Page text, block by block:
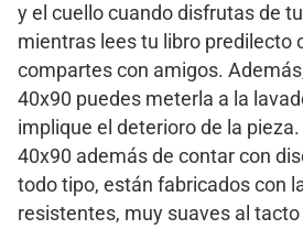
y el cuello cuando disfrutas de
mientras lees tu libro predilecto
compartes con amigos.
40x90 puedes meterla a la
implique el deterioro de la
40x90 además de contar con
todo tipo, están fabricados con
resistentes, muy suaves al